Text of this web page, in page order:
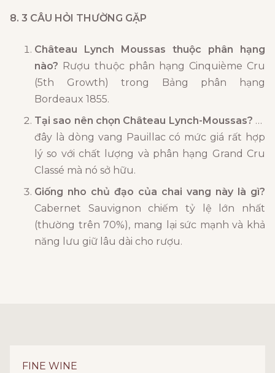
8. 3 CÂU HỎI THƯỜNG GẶP
Château Lynch Moussas thuộc phân hạng
nào? Rượu thuộc phân hạng Cinquième Cru
(5th Growth) trong Bảng phân hạng
Bordeaux 1855.
Tại sao nên chọn Château Lynch-Moussas? Vì
đây là dòng vang Pauillac có mức giá rất hợp
lý so với chất lượng và phân hạng Grand Cru
Classé mà nó sở hữu.
Giống nho chủ đạo của chai vang này là gì?
Cabernet Sauvignon chiếm tỷ lệ lớn nhất
(thường trên 70%), mang lại sức mạnh và khả
năng lưu giữ lâu dài cho rượu.
FINE WINE